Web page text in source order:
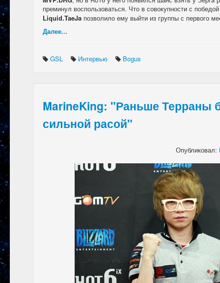
преминул воспользоваться. Что в совокупности с
Liquid.TaeJa позволило ему выйти из группы с первого
Далее...
GSL Интервью Bogus
MarineKing: "Раньше Терраны
сильной расой"
Опубликовал: